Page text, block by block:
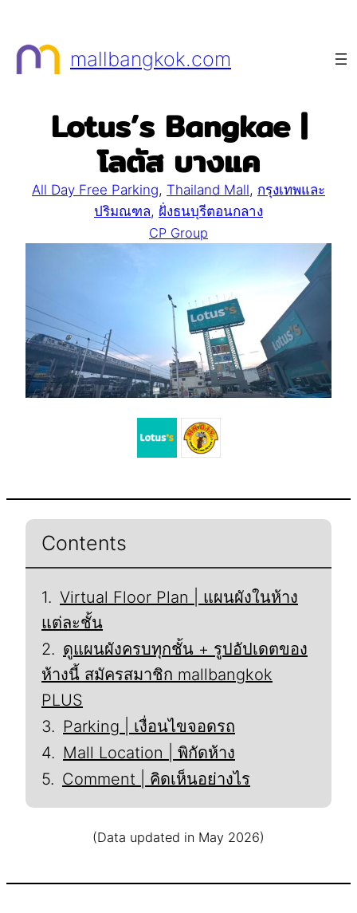
content
mallbangkok.com
Lotus’s Bangkae |
โลตัส บางแค
All Day Free Parking, Thailand Mall, กรุงเทพและ
ปริมณฑล, ฝั่งธนบุรีตอนกลาง
CP Group
Contents
Virtual Floor Plan | แผนผังในห้าง
แต่ละชั้น
ดูแผนผังครบทุกชั้น + รูปอัปเดตของ
ห้างนี้ สมัครสมาชิก mallbangkok
PLUS
Parking | เงื่อนไขจอดรถ
Mall Location | พิกัดห้าง
Comment | คิดเห็นอย่างไร
(Data updated in May 2026)